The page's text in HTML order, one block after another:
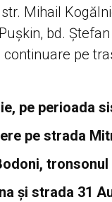
Mihail
bd.
continuare pe
pe perioada
pe strada
și strada 31